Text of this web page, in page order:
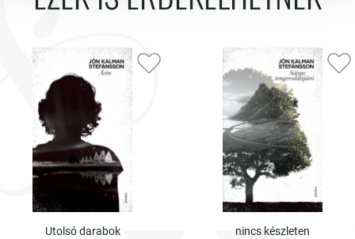
Utolsó darabok nincs készleten